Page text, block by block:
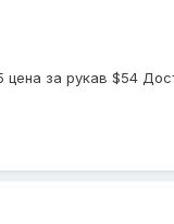
за рукав $54